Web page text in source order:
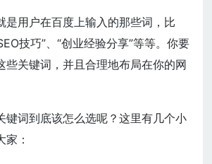
是用户在百度上输入的那些词，比
技巧”、“创业经验分享”等等。你要
些关键词，并且合理地布局在你的网
键词到底该怎么选呢？这里有几个小
：